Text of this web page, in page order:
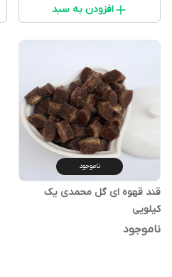
افزودن به سبد
ناموجود
قند قهوه ای گل محمدی یک
کیلویی
ناموجود